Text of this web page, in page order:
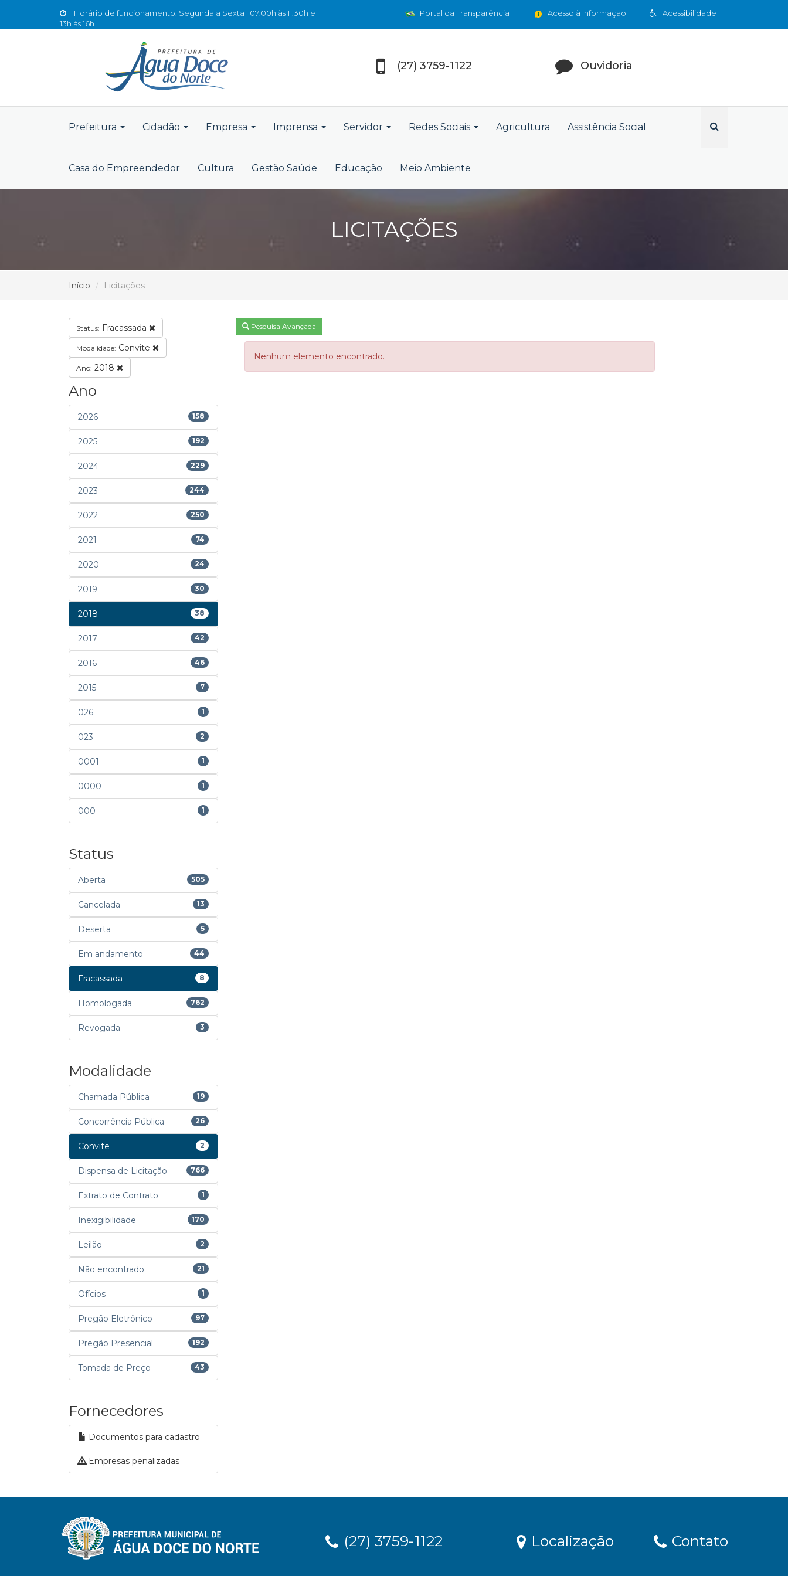
Horário de funcionamento: Segunda a Sexta | 07:00h às 11:30h e
13h às 16h
Acessibilidade
Acesso à Informação
Portal da Transparência
(27) 3759-1122 Ouvidoria
Prefeitura Cidadão Empresa Imprensa Servidor Redes Sociais Agricultura Assistência Social
Casa do Empreendedor Cultura Gestão Saúde Educação Meio Ambiente
LICITAÇÕES
Início Licitações
Status: Fracassada
Modalidade: Convite
Ano: 2018
Ano
2026 158
2025 192
2024 229
2023 244
2022 250
2021 74
2020 24
2019 30
2018 38
2017 42
2016 46
2015 7
026 1
023 2
0001 1
0000 1
000 1
Status
Aberta 505
Cancelada 13
Deserta 5
Em andamento 44
Fracassada 8
Homologada 762
Revogada 3
Modalidade
Chamada Pública 19
Concorrência Pública 26
Convite 2
Dispensa de Licitação 766
Extrato de Contrato 1
Inexigibilidade 170
Leilão 2
Não encontrado 21
Ofícios 1
Pregão Eletrônico 97
Pregão Presencial 192
Tomada de Preço 43
Fornecedores
Documentos para cadastro
Empresas penalizadas
Pesquisa Avançada
Nenhum elemento encontrado.
(27) 3759-1122 Localização Contato